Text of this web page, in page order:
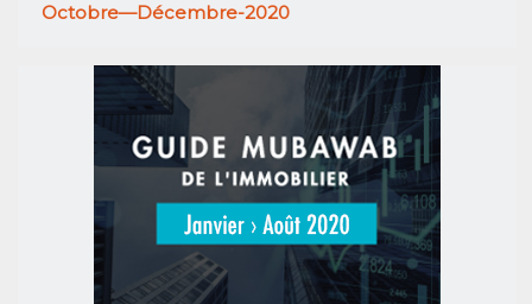
Octobre—Décembre-2020